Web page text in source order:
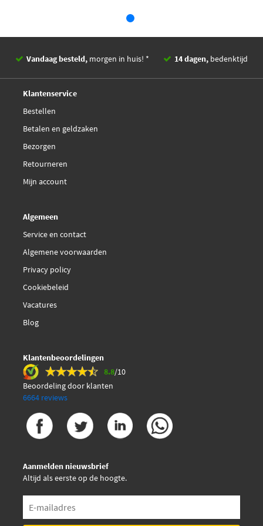
gebruikte
EAN
Vandaag besteld, morgen in huis! * 14 dagen, bedenktijd
Klantenservice
Bestellen
Betalen en geldzaken
Bezorgen
Retourneren
Mijn account
Algemeen
Service en contact
Algemene voorwaarden
Privacy policy
Cookiebeleid
Vacatures
Blog
Klantenbeoordelingen
8.8/10
Beoordeling door klanten
6664 reviews
Aanmelden nieuwsbrief
Altijd als eerste op de hoogte.